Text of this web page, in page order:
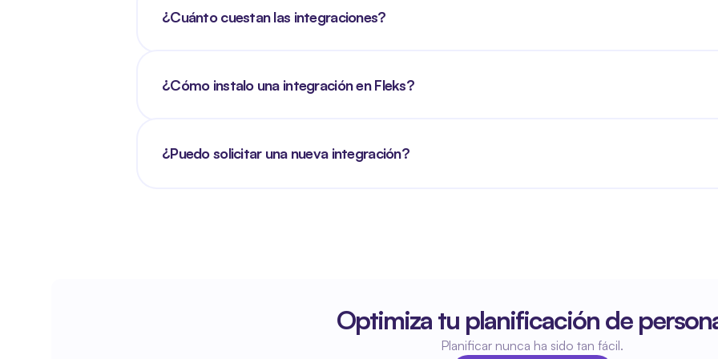
¿Cuánto cuestan las integraciones?
¿Cómo instalo una integración en Fleks?
¿Puedo solicitar una nueva integración?
Optimiza tu planificación de
Planificar nunca ha sido tan fácil.